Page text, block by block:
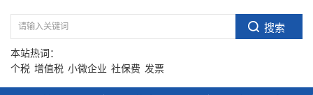
本站热词：
个税 增值税 小微企业 社保费 发票